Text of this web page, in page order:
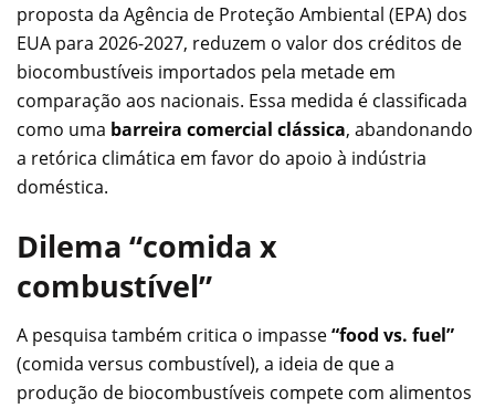
proposta da Agência de Proteção Ambiental (EPA) dos
EUA para 2026-2027, reduzem o valor dos créditos de
biocombustíveis importados pela metade em
comparação aos nacionais. Essa medida é classificada
como uma barreira comercial clássica, abandonando
a retórica climática em favor do apoio à indústria
doméstica.
Dilema “comida x
combustível”
A pesquisa também critica o impasse“food vs. fuel”
(comida versus combustível), a ideia de que a
produção de biocombustíveis compete com alimentos